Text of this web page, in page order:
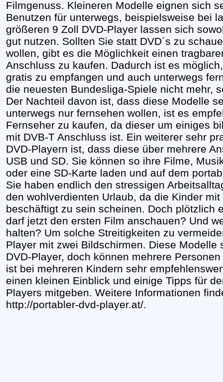
Filmgenuss. Kleineren Modelle eignen sich
Benutzen für unterwegs, beispielsweise bei
größeren 9 Zoll DVD-Player lassen sich
gut nutzen. Sollten Sie statt DVD´s zu
wollen, gibt es die Möglichkeit einen
Anschluss zu kaufen. Dadurch ist es
gratis zu empfangen und auch unterwegs
die neuesten Bundesliga-Spiele nicht mehr,
Der Nachteil davon ist, dass diese Modelle
unterwegs nur fernsehen wollen, ist es
Fernseher zu kaufen, da dieser um einiges
mit DVB-T Anschluss ist. Ein weiterer sehr
DVD-Playern ist, dass diese über mehrere
USB und SD. Sie können so ihre Filme,
oder eine SD-Karte laden und auf dem
Sie haben endlich den stressigen
den wohlverdienten Urlaub, da die Kinder
beschäftigt zu sein scheinen. Doch plötzlich
darf jetzt den ersten Film anschauen? Und
halten? Um solche Streitigkeiten zu
Player mit zwei Bildschirmen. Diese
DVD-Player, doch können mehrere
ist bei mehreren Kindern sehr
einen kleinen Einblick und einige Tipps für
Players mitgeben. Weitere Informationen
http://portabler-dvd-player.at/.